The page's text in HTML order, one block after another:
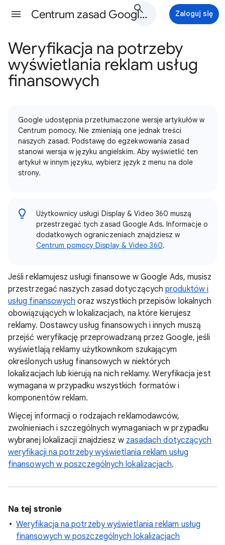
Centrum zasad Google Ads - Pomoc Zaloguj się
Weryfikacja na potrzeby
wyświetlania reklam usług
finansowych
Google udostępnia przetłumaczone wersje artykułów w
Centrum pomocy. Nie zmieniają one jednak treści
naszych zasad. Podstawę do egzekwowania zasad
stanowi wersja w języku angielskim. Aby wyświetlić ten
artykuł w innym języku, wybierz język z menu na dole
strony.
Użytkownicy usługi Display & Video 360 muszą
przestrzegać tych zasad Google Ads. Informacje o
dodatkowych ograniczeniach znajdziesz w
Centrum pomocy Display & Video 360.
Jeśli reklamujesz usługi finansowe w Google Ads, musisz
przestrzegać naszych zasad dotyczącychproduktów i
usług finansowych oraz wszystkich przepisów lokalnych
obowiązujących w lokalizacjach, na które kierujesz
reklamy. Dostawcy usług finansowych i innych muszą
przejść weryfikację przeprowadzaną przez Google, jeśli
wyświetlają reklamy użytkownikom szukającym
określonych usług finansowych w niektórych
lokalizacjach lub kierują na nich reklamy. Weryfikacja jest
wymagana w przypadku wszystkich formatów i
komponentów reklam.
Więcej informacji o rodzajach reklamodawców,
zwolnieniach i szczególnych wymaganiach w przypadku
wybranej lokalizacji znajdziesz w zasadach dotyczących
weryfikacji na potrzeby wyświetlania reklam usług
finansowych w poszczególnych lokalizacjach.
Na tej stronie
Weryfikacja na potrzeby wyświetlania reklam usług
finansowych w poszczególnych lokalizacjach